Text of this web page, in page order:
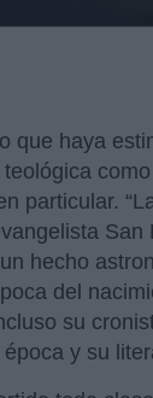
que haya
particular.
hecho
del
su
y su